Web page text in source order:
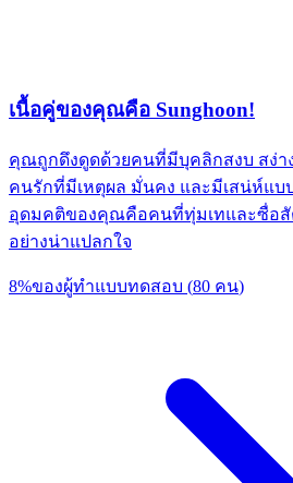
เนื้อคู่ของคุณคือ Sunghoon!
คุณถูกดึงดูดด้วยคนที่มีบุคลิกสงบ สง่
คนรักที่มีเหตุผล มั่นคง และมีเสน่ห์แบ
อุดมคติของคุณคือคนที่ทุ่มเทและซื่อ
อย่างน่าแปลกใจ
8%ของผู้ทำแบบทดสอบ (80 คน)